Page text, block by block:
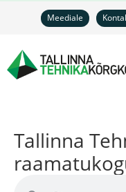
Meediale
Tallinna